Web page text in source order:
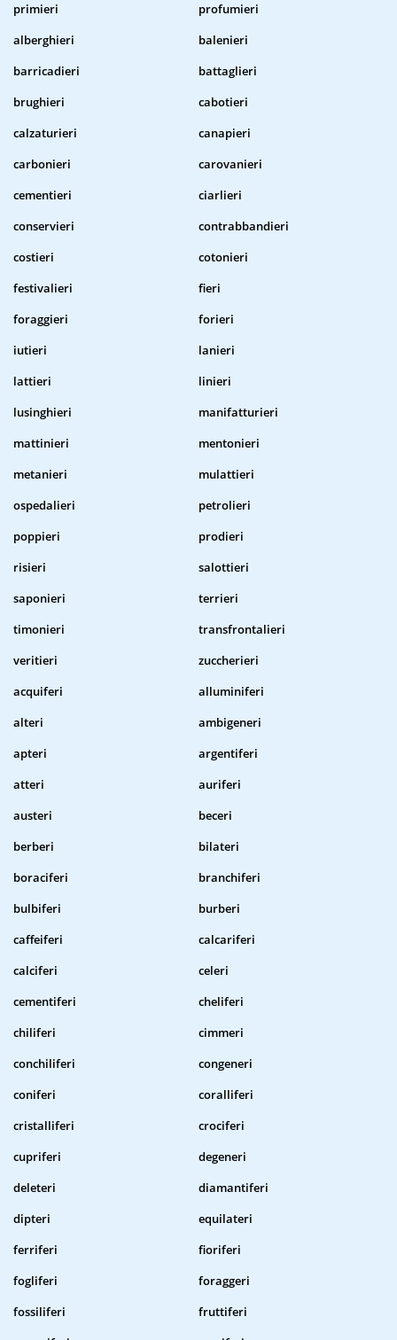
primieri
profumieri
alberghieri
balenieri
barricadieri
battaglieri
brughieri
cabotieri
calzaturieri
canapieri
carbonieri
carovanieri
cementieri
ciarlieri
conservieri
contrabbandieri
costieri
cotonieri
festivalieri
fieri
foraggieri
forieri
iutieri
lanieri
lattieri
linieri
lusinghieri
manifatturieri
mattinieri
mentonieri
metanieri
mulattieri
ospedalieri
petrolieri
poppieri
prodieri
risieri
salottieri
saponieri
terrieri
timonieri
transfrontalieri
veritieri
zuccherieri
acquiferi
alluminiferi
alteri
ambigeneri
apteri
argentiferi
atteri
auriferi
austeri
beceri
berberi
bilateri
boraciferi
branchiferi
bulbiferi
burberi
caffeiferi
calcariferi
calciferi
celeri
cementiferi
cheliferi
chiliferi
cimmeri
conchiliferi
congeneri
coniferi
coralliferi
cristalliferi
crociferi
cupriferi
degeneri
deleteri
diamantiferi
dipteri
equilateri
ferriferi
fioriferi
fogliferi
foraggeri
fossiliferi
fruttiferi